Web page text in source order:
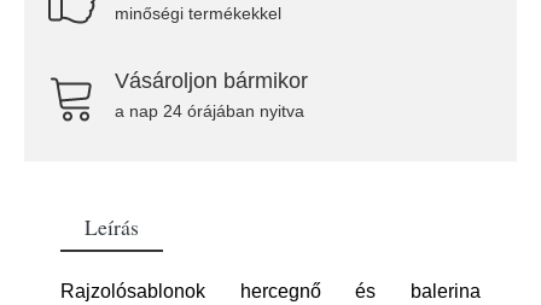
minőségi termékekkel
Vásároljon bármikor
a nap 24 órájában nyitva
Leírás
Rajzolósablonok hercegnő és balerina